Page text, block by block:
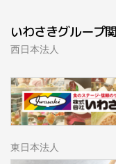
いわさきグループ
西日本法人
東日本法人